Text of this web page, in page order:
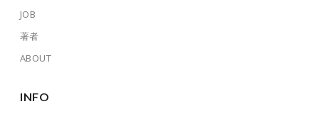
JOB
著者
ABOUT
INFO